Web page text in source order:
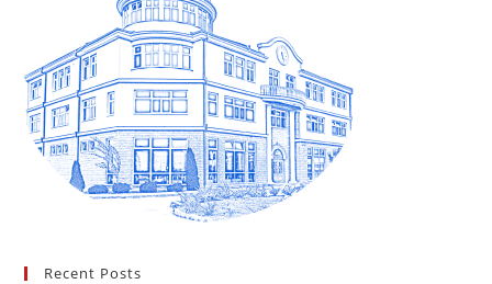
Recent Posts